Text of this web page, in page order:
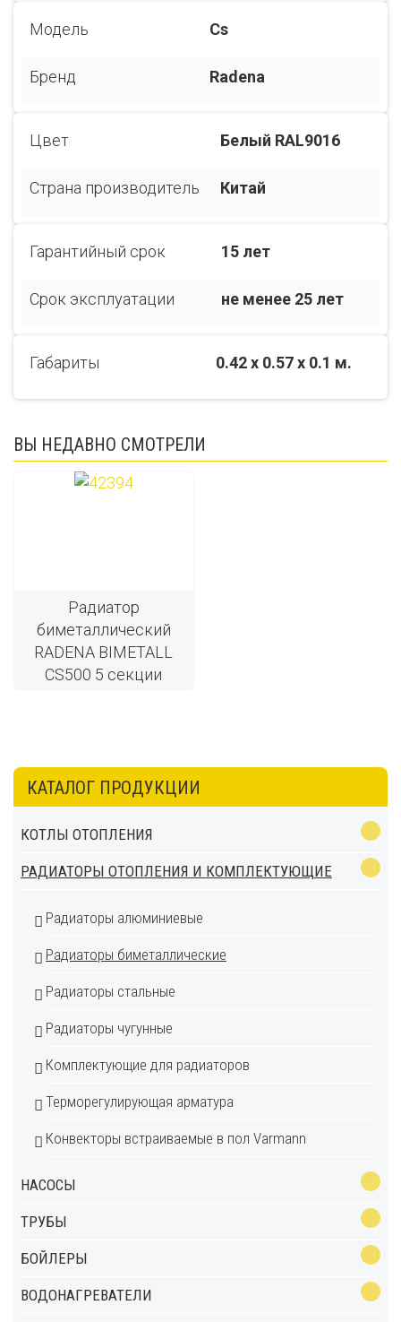
Модель Cs
Бренд Radena
Цвет Белый RAL9016
Страна производитель Китай
Гарантийный срок 15 лет
Срок эксплуатации не менее 25 лет
Габариты 0.42 x 0.57 x 0.1 м.
ВЫ НЕДАВНО СМОТРЕЛИ
Радиатор
биметаллический
RADENA BIMETALL
CS500 5 секции
КАТАЛОГ ПРОДУКЦИИ
КОТЛЫ ОТОПЛЕНИЯ
РАДИАТОРЫ ОТОПЛЕНИЯ И КОМПЛЕКТУЮЩИЕ
Радиаторы алюминиевые
Радиаторы биметаллические
Радиаторы стальные
Радиаторы чугунные
Комплектующие для радиаторов
Терморегулирующая арматура
Конвекторы встраиваемые в пол Varmann
НАСОСЫ
ТРУБЫ
БОЙЛЕРЫ
ВОДОНАГРЕВАТЕЛИ